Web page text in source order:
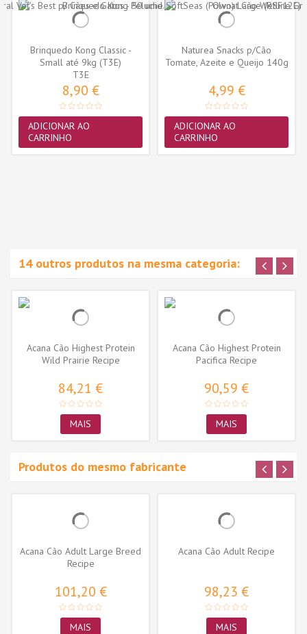
Brinquedo Kong Classic -
Small até 9kg (T3E)
T3E
8,90 €
ADICIONAR AO
CARRINHO
Naturea Snacks p/Cão
Tomate, Azeite e Queijo 140g
4,99 €
ADICIONAR AO
CARRINHO
14 outros produtos na mesma categoria:
Acana Cão Highest Protein
Wild Prairie Recipe
84,21 €
MAIS
Acana Cão Highest Protein
Pacifica Recipe
90,59 €
MAIS
Produtos do mesmo fabricante
Acana Cão Adult Large Breed
Recipe
101,20 €
MAIS
Acana Cão Adult Recipe
98,23 €
MAIS